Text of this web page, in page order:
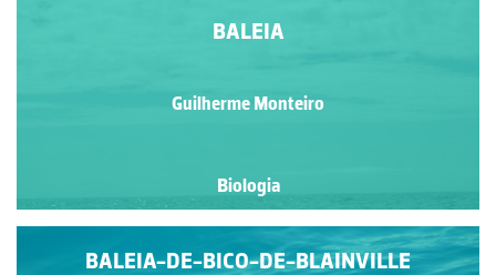
BALEIA
Guilherme Monteiro
Biologia
BALEIA-DE-BICO-DE-BLAINVILLE